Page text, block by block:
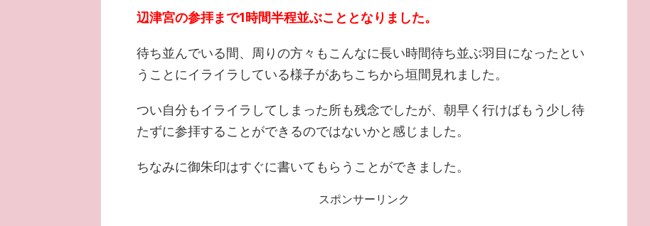
辺津宮の参拝まで1時間半程並ぶこととなりました。
待ち並んでいる間、周りの方々もこんなに長い時間待ち並ぶ羽目になったとい
うことにイライラしている様子があちこちから垣間見れました。
つい自分もイライラしてしまった所も残念でしたが、朝早く行けばもう少し待
たずに参拝することができるのではないかと感じました。
ちなみに御朱印はすぐに書いてもらうことができました。
スポンサーリンク